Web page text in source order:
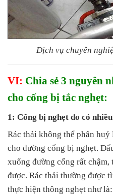
Dịch vụ chuyên
VI: Chia sẻ 3 nguyên
cho cống bị tắc nghẹt:
1: Cống bị nghẹt do có
Rác thải không thể phân
cho đường cống bị nghẹt.
xuống đường cống rất
được. Rác thải thường được
thực hiện thông nghẹt như